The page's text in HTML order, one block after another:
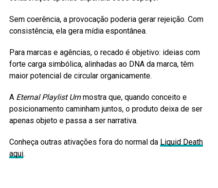
Sem coerência, a provocação poderia gerar rejeição. Com
consistência, ela gera mídia espontânea.
Para marcas e agências, o recado é objetivo: ideias com
forte carga simbólica, alinhadas ao DNA da marca, têm
maior potencial de circular organicamente.
A Eternal Playlist Urnmostra que, quando conceito e
posicionamento caminham juntos, o produto deixa de ser
apenas objeto e passa a ser narrativa.
Conheça outras ativações fora do normal da Liquid Death
aqui.